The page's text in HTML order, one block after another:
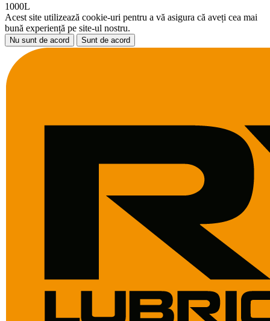
1000L
Acest site utilizează cookie-uri pentru a vă asigura că aveți cea mai
bună experiență pe site-ul nostru.
Nu sunt de acord Sunt de acord